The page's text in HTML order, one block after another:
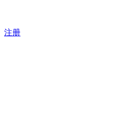
注册